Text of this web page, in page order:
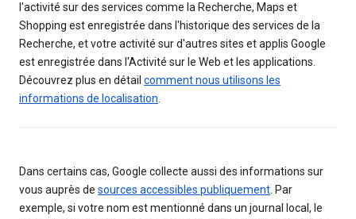
l'activité sur des services comme la Recherche, Maps et
Shopping est enregistrée dans l'historique des services de la
Recherche, et votre activité sur d'autres sites et applis Google
est enregistrée dans l'Activité sur le Web et les applications.
Découvrez plus en détail comment nous utilisons les
informations de localisation
Dans certains cas, Google collecte aussi des informations sur
vous auprès de sources accessibles publiquement . Par
exemple, si votre nom est mentionné dans un journal local, le